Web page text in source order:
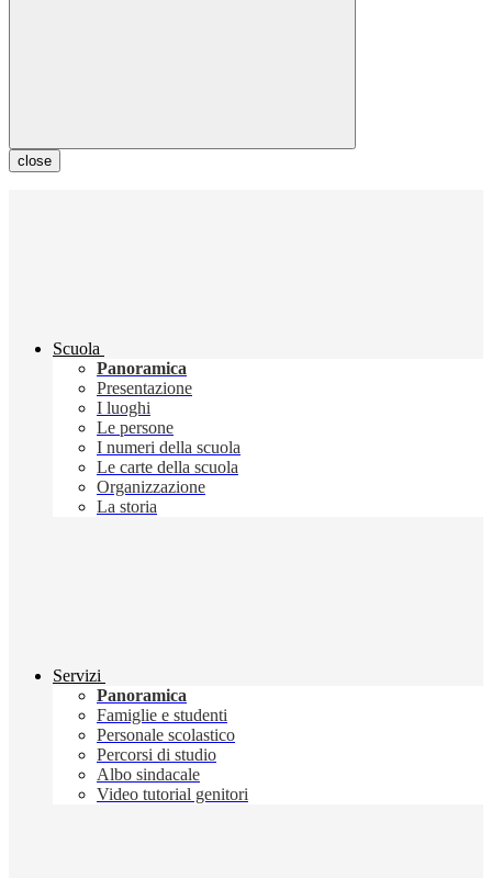
close
Scuola
Panoramica
Presentazione
I luoghi
Le persone
I numeri della scuola
Le carte della scuola
Organizzazione
La storia
Servizi
Panoramica
Famiglie e studenti
Personale scolastico
Percorsi di studio
Albo sindacale
Video tutorial genitori